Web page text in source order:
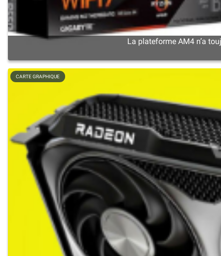
La plateforme AM4 n’a
CARTE GRAPHIQUE